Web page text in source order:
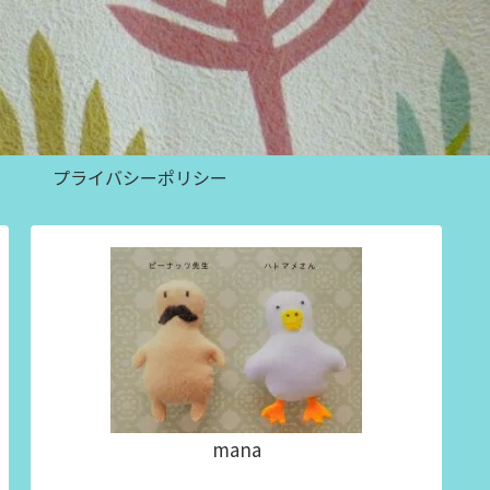
プライバシーポリシー
mana